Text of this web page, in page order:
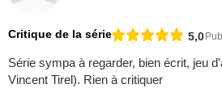
Critique de la série 5,0
Série sympa à regarder, bien écrit, jeu
Vincent Tirel). Rien à critiquer